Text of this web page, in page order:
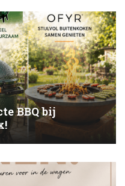
BBQ bij